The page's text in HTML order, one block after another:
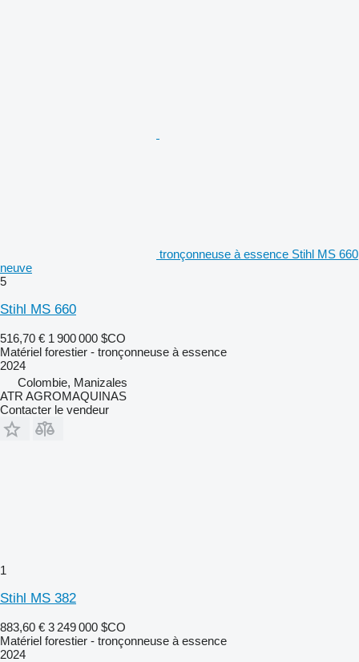
tronçonneuse à essence Stihl MS 660
neuve
5
Stihl MS 660
516,70 € 1 900 000 $CO
Matériel forestier - tronçonneuse à essence
2024
Colombie, Manizales
ATR AGROMAQUINAS
Contacter le vendeur
1
Stihl MS 382
883,60 € 3 249 000 $CO
Matériel forestier - tronçonneuse à essence
2024